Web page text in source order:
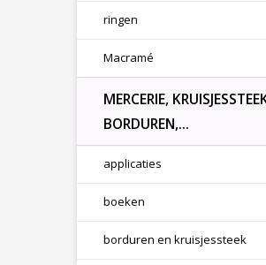
ringen
Macramé
MERCERIE,
BORDUREN,...
applicaties
boeken
borduren en kruisjessteek